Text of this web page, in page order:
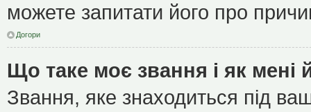
можете запитати його про
Догори
Що таке моє звання і як мені
Звання, яке знаходиться під